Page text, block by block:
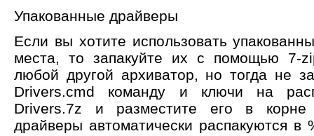
Упакованные драйверы
Если вы хотите использовать
места, то запакуйте их с помощью 7-
любой другой архиватор, но тогда не
Drivers.cmd команду и ключи на
Drivers.7z и разместите его в корне
драйверы автоматически распакуются в